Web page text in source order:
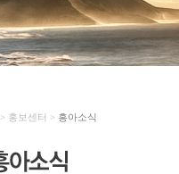
> 홍보센터 > 흥아소식